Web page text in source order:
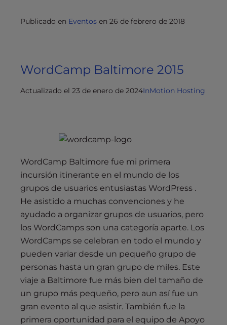
Publicado en Eventos en 26 de febrero de 2018
WordCamp Baltimore 2015
Actualizado el 23 de enero de 2024InMotion Hosting
WordCamp Baltimore fue mi primera
incursión itinerante en el mundo de los
grupos de usuarios entusiastas WordPress .
He asistido a muchas convenciones y he
ayudado a organizar grupos de usuarios, pero
los WordCamps son una categoría aparte. Los
WordCamps se celebran en todo el mundo y
pueden variar desde un pequeño grupo de
personas hasta un gran grupo de miles. Este
viaje a Baltimore fue más bien del tamaño de
un grupo más pequeño, pero aun así fue un
gran evento al que asistir. También fue la
primera oportunidad para el equipo de Apoyo